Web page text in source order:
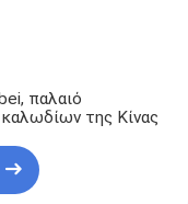
παλαιό
της Κίνας